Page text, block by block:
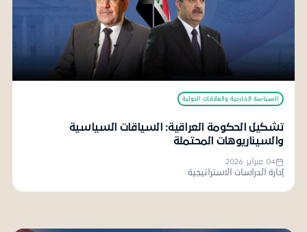
السياسة الخارجية والعلاقات الدولية
تشكيل الحكومة العراقية: السياقات السياسية
والسيناريوهات المحتملة
04 فبراير 2026
إدارة الدراسات الاستراتيجية